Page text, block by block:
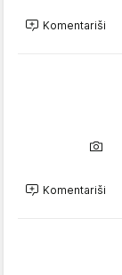
Komentariši
Komentariši